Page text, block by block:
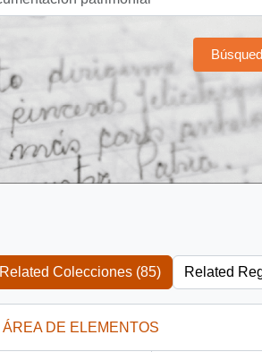
Related Colecciones (85) Related
ÁREA DE ELEMENTOS